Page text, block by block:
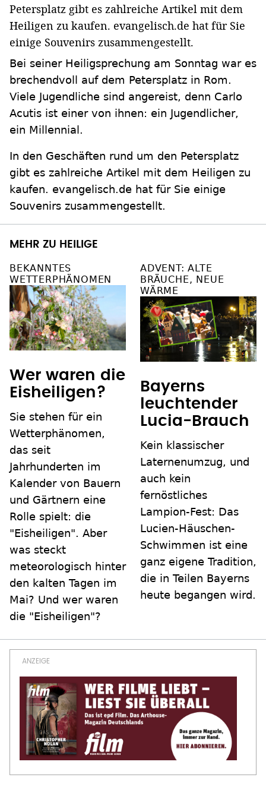
Petersplatz gibt es zahlreiche Artikel mit dem
Heiligen zu kaufen. evangelisch.de hat für Sie
einige Souvenirs zusammengestellt.
Bei seiner Heiligsprechung am Sonntag war es
brechendvoll auf dem Petersplatz in Rom.
Viele Jugendliche sind angereist, denn Carlo
Acutis ist einer von ihnen: ein Jugendlicher,
ein Millennial.
In den Geschäften rund um den Petersplatz
gibt es zahlreiche Artikel mit dem Heiligen zu
kaufen. evangelisch.de hat für Sie einige
Souvenirs zusammengestellt.
MEHR ZU HEILIGE
BEKANNTES
WETTERPHÄNOMEN
Wer waren die
Eisheiligen?
Sie stehen für ein
Wetterphänomen,
das seit
Jahrhunderten im
Kalender von Bauern
und Gärtnern eine
Rolle spielt: die
"Eisheiligen". Aber
was steckt
meteorologisch hinter
den kalten Tagen im
Mai? Und wer waren
die "Eisheiligen"?
ADVENT: ALTE
BRÄUCHE, NEUE
WÄRME
Bayerns
leuchtender
Lucia-Brauch
Kein klassischer
Laternenumzug, und
auch kein
fernöstliches
Lampion-Fest: Das
Lucien-Häuschen-
Schwimmen ist eine
ganz eigene Tradition,
die in Teilen Bayerns
heute begangen wird.